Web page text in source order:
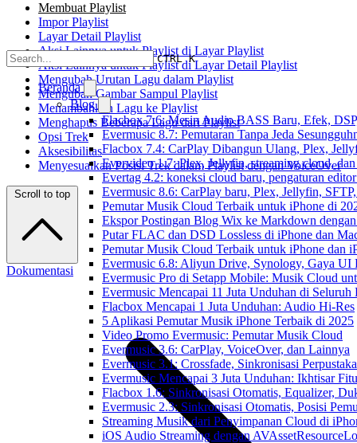
CTRL K
Beranda
Blog
Flacbox 7.6: Mesin Audio BASS Baru, Efek,
Evermusic 8.7: Pemutaran Tanpa Jeda
Flacbox 7.4: CarPlay Dibangun Ulang, Plex,
Evervideo 1.7: Plex, Jellyfin, streaming cloud,
Evertag 4.2: koneksi cloud baru, pengaturan
Evermusic 8.6: CarPlay baru, Plex, Jellyfin,
Pemutar Musik Cloud Terbaik untuk iPhone di
Ekspor Postingan Blog Wix ke Markdown
Putar FLAC dan DSD Lossless di iPhone dan
Pemutar Musik Cloud Terbaik untuk iPhone dan
Evermusic 6.8: Aliyun Drive, Synology, Gaya UI
Evermusic Pro di Setapp Mobile: Musik Cloud
Evermusic Mencapai 11 Juta Unduhan di Seluruh
Flacbox Mencapai 1 Juta Unduhan: Audio Hi-Res
5 Aplikasi Pemutar Musik iPhone Terbaik di 2025
Video Promo Evermusic: Pemutar Musik Cloud
Evermusic 3.6: CarPlay, VoiceOver, dan Lainnya
Evermusic 3.1: Crossfade, Sinkronisasi
Evermusic Mencapai 3 Juta Unduhan: Ikhtisar
Flacbox 1.6: Sinkronisasi Otomatis, Equalizer,
Evermusic 2.3: Sinkronisasi Otomatis, Posisi
Streaming Musik dari Penyimpanan Cloud di
iOS Audio Streaming dengan
Membuat Playlist
Impor Playlist
Layar Detail Playlist
Aksi Lainnya untuk Playlist di Layar Playlist
Aksi Lainnya untuk Playlist di Layar Detail Playlist
Mengubah Urutan Lagu dalam Playlist
Mengubah Gambar Sampul Playlist
Menambahkan Lagu ke Playlist
Menghapus Beberapa Lagu dari Playlist
Opsi Trek
Aksesibilitas
Menyesuaikan Posisi Trek dalam Playlist dengan VoiceOver
Scroll to top
Dokumentasi